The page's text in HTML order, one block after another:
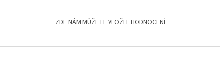
ZDE NÁM MŮŽETE VLOŽIT HODNOCENÍ